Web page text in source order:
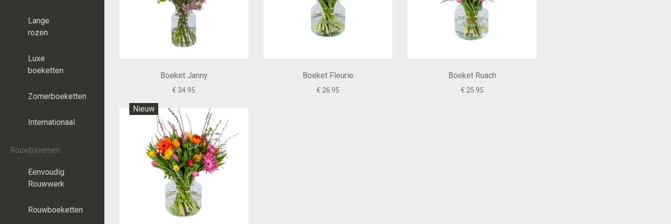
Lange
rozen
Luxe
boeketten
Zomerboeketten
Internationaal
Rouwbloemen
Eenvoudig
Rouwwerk
Rouwboeketten
Boeket Janny
€ 34.95
Boeket Fleurie
€ 26.95
Boeket Ruach
€ 25.95
Nieuw